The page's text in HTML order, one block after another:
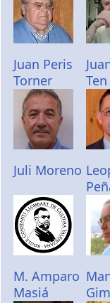
Juan Peris
Torner
Ten
Juli Moreno
M. Amparo
Masiá